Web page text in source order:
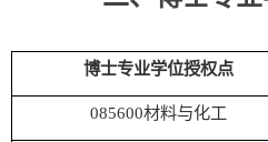
博士专业学位授权点
085600材料与化工